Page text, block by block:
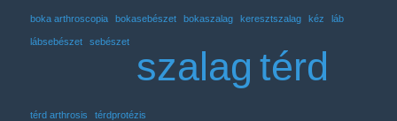
boka arthroscopia bokasebészet bokaszalag keresztszalag kéz láb
lábsebészet sebészet
szalag térd
térd arthrosis térdprotézis